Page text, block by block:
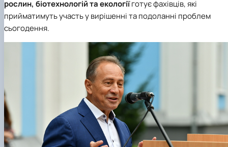
рослин, біотехнологій та екологіїготує фахівців, які
прийматимуть участь у вирішенні та подоланні проблем
сьогодення.